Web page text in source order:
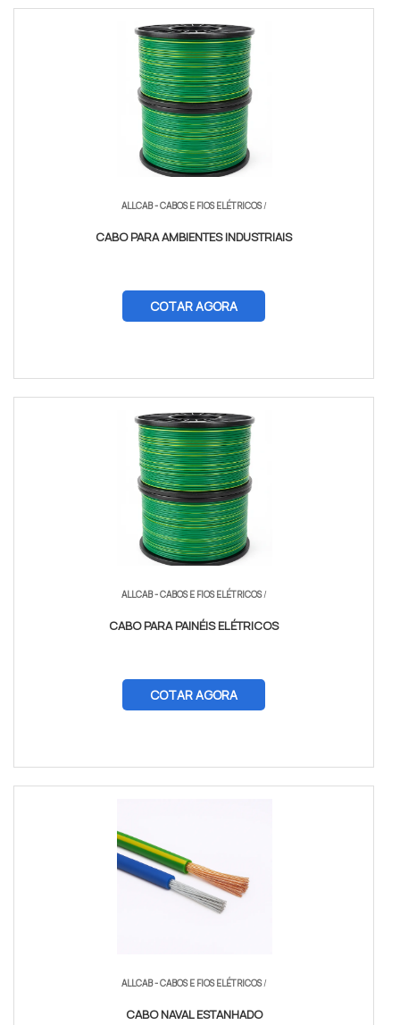
ALLCAB - CABOS E FIOS ELÉTRICOS/
CABO PARA AMBIENTES INDUSTRIAIS
COTAR AGORA
ALLCAB - CABOS E FIOS ELÉTRICOS/
CABO PARA PAINÉIS ELÉTRICOS
COTAR AGORA
ALLCAB - CABOS E FIOS ELÉTRICOS/
CABO NAVAL ESTANHADO